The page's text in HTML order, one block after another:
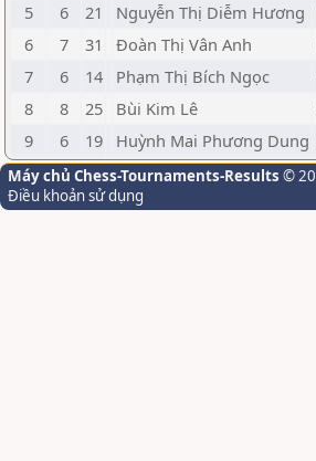
5
6 21 Nguyễn Thị Diễm Hương
6
7 31 Đoàn Thị Vân Anh
7
6 14 Phạm Thị Bích Ngọc
8
8 25 Bùi Kim Lê
9
6 19 Huỳnh Mai Phương Dung
Máy chủ Chess-Tournaments-Results ©
Điều khoản sử dụng